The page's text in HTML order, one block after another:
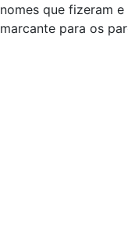
nomes que fizeram
marcante para os